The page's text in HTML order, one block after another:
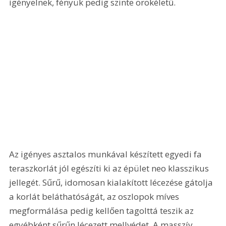
Az igényes asztalos munkával készített egyedi fa
teraszkorlát jól egészíti ki az épület neo klasszikus
jellegét. Sűrű, idomosan kialakított lécezése gátolja
a korlát beláthatóságát, az oszlopok míves
megformálása pedig kellően tagolttá teszik az